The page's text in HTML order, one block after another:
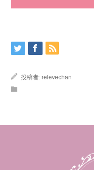
投稿者: relevechan